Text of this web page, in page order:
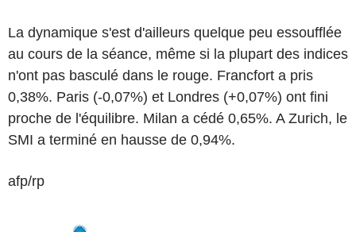
La dynamique s'est d'ailleurs quelque peu essoufflée
au cours de la séance, même si la plupart des indices
n'ont pas basculé dans le rouge. Francfort a pris
0,38%. Paris (-0,07%) et Londres (+0,07%) ont fini
proche de l'équilibre. Milan a cédé 0,65%. A Zurich, le
SMI a terminé en hausse de 0,94%.
afp/rp